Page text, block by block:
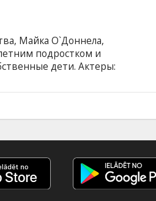
Майка О`Доннела,
подростком и
дети. Актеры:
Катерина Грэхэм, Стерлинг
на английском языке с